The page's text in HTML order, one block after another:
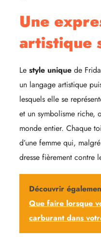
Une
artistique
Le style unique de
un langage artistique
lesquels elle se
et un symbolisme riche,
monde entier. Chaque
d’une femme qui,
dresse fièrement contre
Découvrir
Que faire lorsque
carburant dans